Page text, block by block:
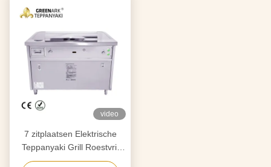
video
7 zitplaatsen Elektrische
Teppanyaki Grill Roestvrij
staal materiaal 380v 50hz